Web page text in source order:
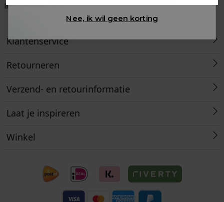
Betaal achteraf met
Voor 23:59 besteld
is morgen in huis!*
Klanten beoordelen
ons met een 9,6!
Klantenservice
Retourneren
Verzend- en retourinformatie
Laat je inspireren
Winkel
Nee, ik wil geen korting